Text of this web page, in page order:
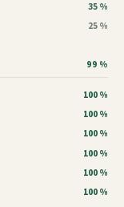
35 %
25 %
99 %
100 %
100 %
100 %
100 %
100 %
100 %